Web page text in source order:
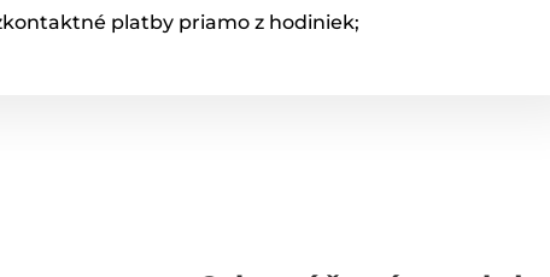
platby priamo z hodiniek;